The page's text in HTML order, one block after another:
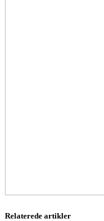
Relaterede artikler